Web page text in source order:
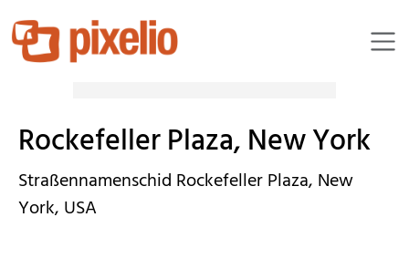
dlorenzo
Rockefeller Plaza, New York
Straßennamenschid Rockefeller Plaza, New
York, USA